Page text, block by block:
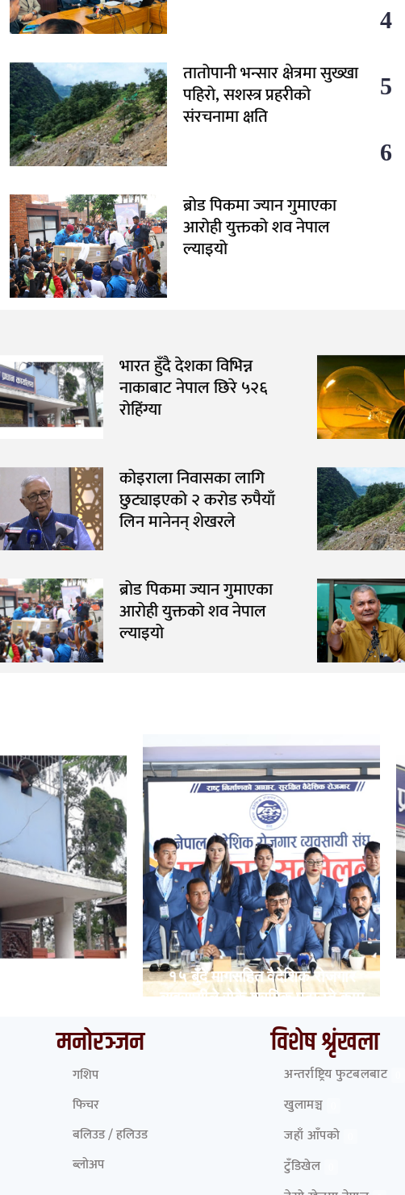
तातोपानी भन्सार क्षेत्रमा सुख्खा
पहिरो, सशस्त्र प्रहरीको
संरचनामा क्षति
ब्रोड पिकमा ज्यान गुमाएका
आरोही युक्तको शव नेपाल
ल्याइयो
भारत हुँदै देशका विभिन्न
नाकाबाट नेपाल छिरे ५२६
रोहिंग्या
कोइराला निवासका लागि
छुट्याइएको २ करोड रुपैयाँ
लिन मानेनन् शेखरले
ब्रोड पिकमा ज्यान गुमाएका
आरोही युक्तको शव नेपाल
ल्याइयो
१५ बुँदे मागसहित वैदेशिक रोजगार
व्यवसायीले रोके श्रमिक पठाउने काम
मनोरञ्जन
गशिप
फिचर
बलिउड / हलिउड
ब्लोअप
विशेष श्रृंखला
अन्तर्राष्ट्रिय फुटबलबाट
खुलामञ्च
जहाँ आँपको
टुँडिखेल